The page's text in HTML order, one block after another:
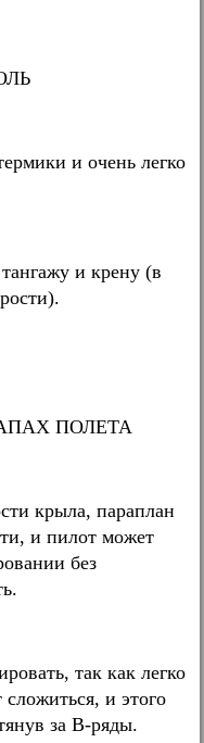
и очень легко
и крену (в
ПОЛЕТА
крыла, параплан
и пилот может
без
так как легко
сложиться, и этого
за В-ряды.